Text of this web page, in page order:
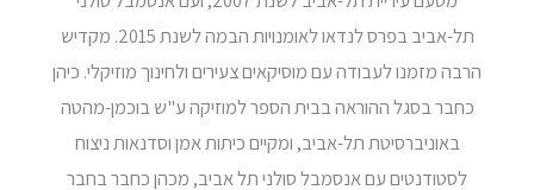
תל-אביב בפרס לנדאו לאומנויות הבמה לשנת 2015. מקדיש
הרבה מזמנו לעבודה עם מוסיקאים צעירים ולחינוך מוזיקלי. כיהן
כחבר בסגל ההוראה בבית הספר למוזיקה ע"ש בוכמן-מהטה
באוניברסיטת תל-אביב, ומקיים כיתות אמן וסדנאות ניצוח
לסטודנטים עם אנסמבל סולני תל אביב, מכהן כחבר בחבר